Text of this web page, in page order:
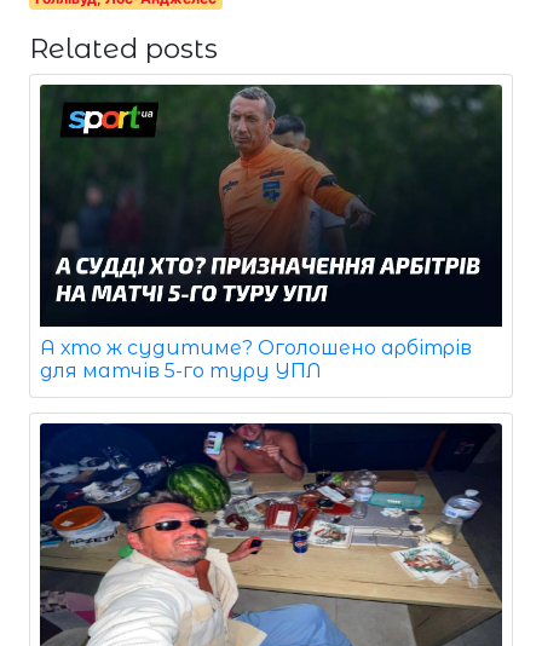
Related posts
А хто ж судитиме? Оголошено арбітрів
для матчів 5-го туру УПЛ